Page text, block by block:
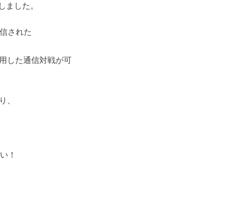
ました。
された
した通信対戦が可
、
！